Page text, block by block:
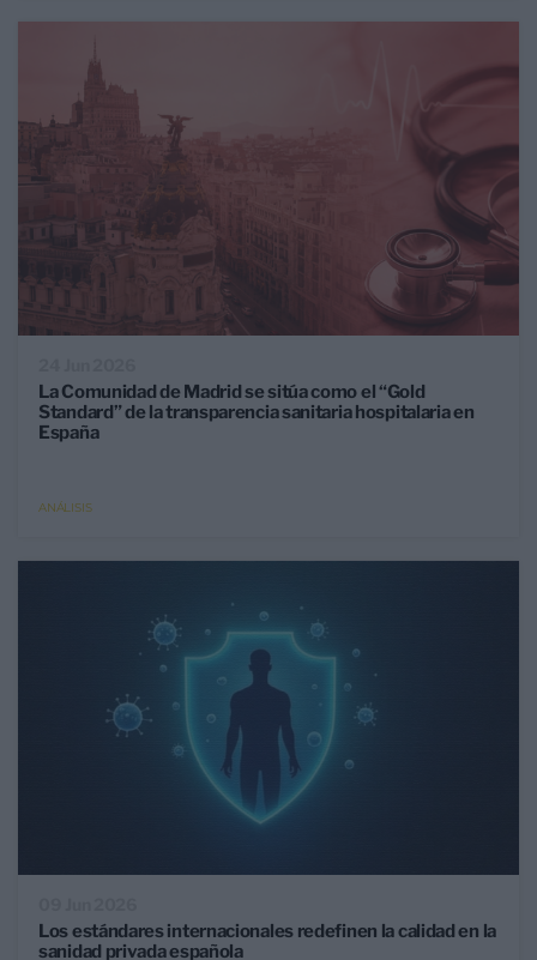
La Comunidad de Madrid se sitúa como el “Gold
Standard” de la transparencia sanitaria hospitalaria en
España
ANÁLISIS
Los estándares internacionales redefinen la calidad en la
sanidad privada española